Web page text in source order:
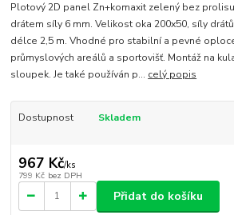
Plotový 2D panel Zn+komaxit zelený bez
drátem síly 6 mm. Velikost oka 200x50, síly
délce 2,5 m. Vhodné pro stabilní a pevné
průmyslových areálů a sportovišť. Montáž na
sloupek. Je také používán p... celý popis
Dostupnost Skladem
967 Kč/ks
799 Kč bez DPH
Přidat do košíku